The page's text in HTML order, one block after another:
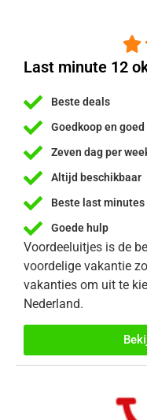

Last minute 12
Beste deals
Goedkoop en goed
Zeven dag per
Altijd beschikbaar
Beste last minutes
Goede hulp
Voordeeluitjes is de
voordelige vakantie
vakanties om uit te
Nederland.